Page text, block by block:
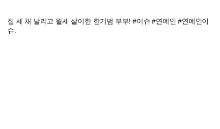
집 세 채 날리고 월세 살이한 한기범 부부! #이슈 #연예인 #연예인이
슈.